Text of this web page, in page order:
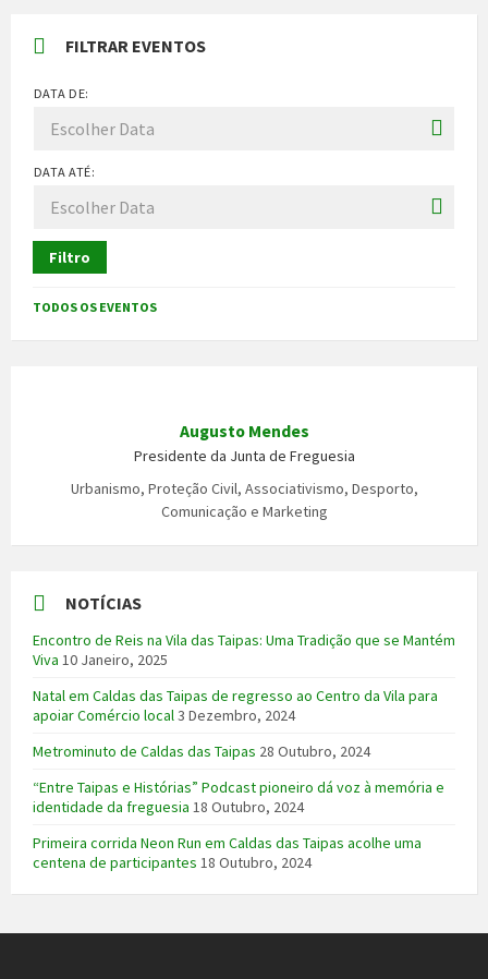
FILTRAR EVENTOS
DATA DE:
DATA ATÉ:
Filtro
TODOS OS EVENTOS
Augusto Mendes
Presidente da Junta de Freguesia
Urbanismo, Proteção Civil, Associativismo, Desporto,
Comunicação e Marketing
NOTÍCIAS
Encontro de Reis na Vila das Taipas: Uma Tradição que se Mantém
Viva 10 Janeiro, 2025
Natal em Caldas das Taipas de regresso ao Centro da Vila para
apoiar Comércio local3 Dezembro, 2024
Metrominuto de Caldas das Taipas 28 Outubro, 2024
“Entre Taipas e Histórias” Podcast pioneiro dá voz à memória e
identidade da freguesia 18 Outubro, 2024
Primeira corrida Neon Run em Caldas das Taipas acolhe uma
centena de participantes 18 Outubro, 2024